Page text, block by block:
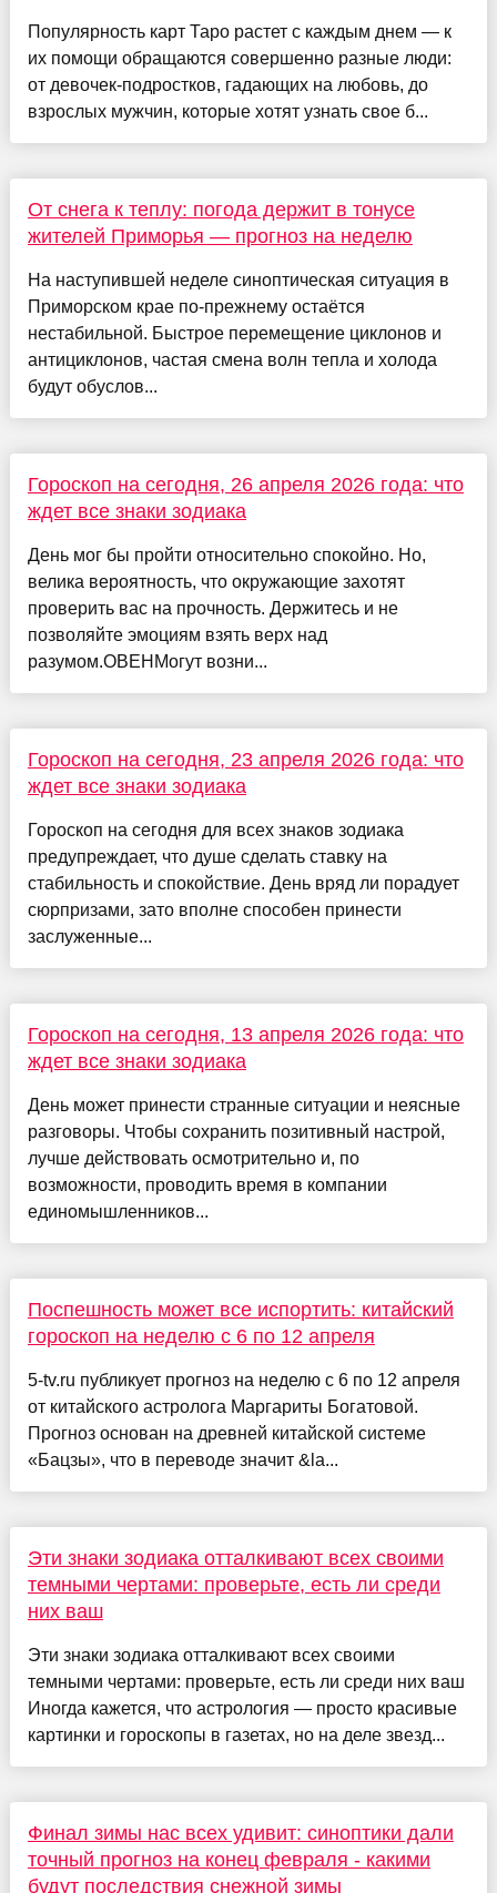
Популярность карт Таро растет с каждым днем — к
их помощи обращаются совершенно разные люди:
от девочек-подростков, гадающих на любовь, до
взрослых мужчин, которые хотят узнать свое б...
От снега к теплу: погода держит в тонусе
жителей Приморья — прогноз на неделю
На наступившей неделе синоптическая ситуация в
Приморском крае по-прежнему остаётся
нестабильной. Быстрое перемещение циклонов и
антициклонов, частая смена волн тепла и холода
будут обуслов...
Гороскоп на сегодня, 26 апреля 2026 года: что
ждет все знаки зодиака
День мог бы пройти относительно спокойно. Но,
велика вероятность, что окружающие захотят
проверить вас на прочность. Держитесь и не
позволяйте эмоциям взять верх над
разумом.ОВЕНМогут возни...
Гороскоп на сегодня, 23 апреля 2026 года: что
ждет все знаки зодиака
Гороскоп на сегодня для всех знаков зодиака
предупреждает, что душе сделать ставку на
стабильность и спокойствие. День вряд ли порадует
сюрпризами, зато вполне способен принести
заслуженные...
Гороскоп на сегодня, 13 апреля 2026 года: что
ждет все знаки зодиака
День может принести странные ситуации и неясные
разговоры. Чтобы сохранить позитивный настрой,
лучше действовать осмотрительно и, по
возможности, проводить время в компании
единомышленников...
Поспешность может все испортить: китайский
гороскоп на неделю с 6 по 12 апреля
5-tv.ru публикует прогноз на неделю с 6 по 12 апреля
от китайского астролога Маргариты Богатовой.
Прогноз основан на древней китайской системе
«Бацзы», что в переводе значит &la...
Эти знаки зодиака отталкивают всех своими
темными чертами: проверьте, есть ли среди
них ваш
Эти знаки зодиака отталкивают всех своими
темными чертами: проверьте, есть ли среди них ваш
Иногда кажется, что астрология — просто красивые
картинки и гороскопы в газетах, но на деле звезд...
Финал зимы нас всех удивит: синоптики дали
точный прогноз на конец февраля - какими
будут последствия снежной зимы